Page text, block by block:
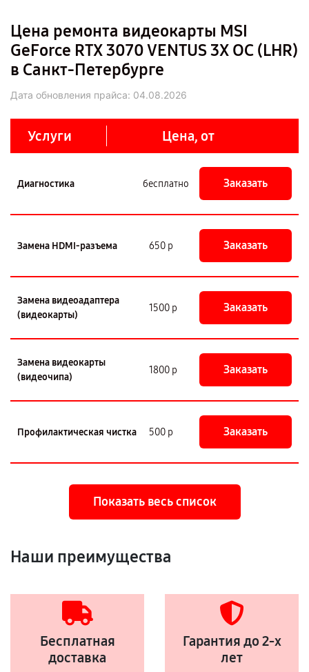
Цена ремонта видеокарты MSI
GeForce RTX 3070 VENTUS 3X OC (LHR)
в Санкт-Петербурге
Дата обновления прайса: 04.08.2026
Услуги Цена, от
Диагностика бесплатно Заказать
Замена HDMI-разъема 650 р Заказать
Замена видеоадаптера
(видеокарты)
1500 р Заказать
Замена видеокарты
(видеочипа)
1800 р Заказать
Профилактическая чистка 500 р Заказать
Показать весь список
Наши преимущества
Бесплатная
доставка
Гарантия до 2-х
лет